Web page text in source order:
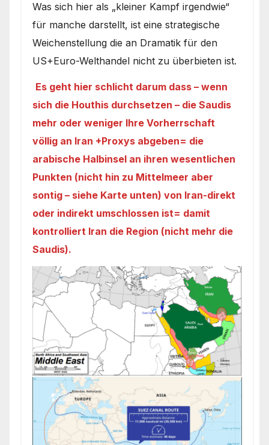
Was sich hier als „kleiner Kampf irgendwie“
für manche darstellt, ist eine strategische
Weichenstellung die an Dramatik für den
US+Euro-Welthandel nicht zu überbieten ist.
Es geht hier schlicht darum dass – wenn
sich die Houthis durchsetzen – die Saudis
mehr oder weniger Ihre Vorherrschaft
völlig an Iran +Proxys abgeben= die
arabische Halbinsel an ihren wesentlichen
Punkten (nicht hin zu Mittelmeer aber
sontig – siehe Karte unten) von Iran-direkt
oder indirekt umschlossen ist= damit
kontrolliert Iran die Region (nicht mehr die
Saudis).